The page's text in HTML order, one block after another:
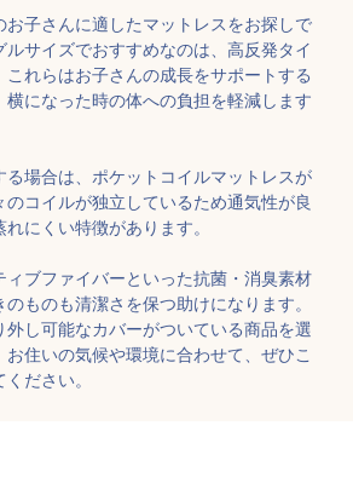
子さんに適したマットレスをお探しで
サイズでおすすめなのは、高反発タイ
れらはお子さんの成長をサポートする
になった時の体への負担を軽減します
る場合は、ポケットコイルマットレスが
のコイルが独立しているため通気性が良
にくい特徴があります。
ィブファイバーといった抗菌・消臭素材
ものも清潔さを保つ助けになります。
し可能なカバーがついている商品を選
住いの気候や環境に合わせて、ぜひこ
ださい。